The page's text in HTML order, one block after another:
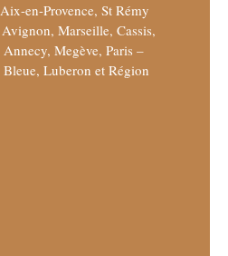
en-Provence, St Rémy
Marseille, Cassis,
Megève, Paris –
Bleue, Luberon et Région